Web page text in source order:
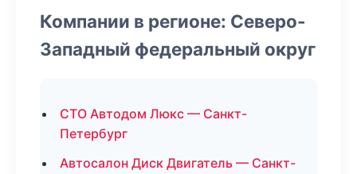
Компании в регионе: Северо-
Западный федеральный округ
СТО Автодом Люкс — Санкт-
Петербург
Автосалон Диск Двигатель — Санкт-